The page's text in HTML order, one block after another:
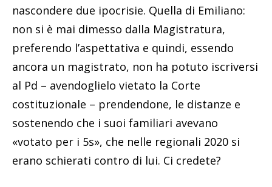
nascondere due ipocrisie. Quella di Emiliano:
non si è mai dimesso dalla Magistratura,
preferendo l’aspettativa e quindi, essendo
ancora un magistrato, non ha potuto iscriversi
al Pd – avendoglielo vietato la Corte
costituzionale – prendendone, le distanze e
sostenendo che i suoi familiari avevano
«votato per i 5s», che nelle regionali 2020 si
erano schierati contro di lui. Ci credete?